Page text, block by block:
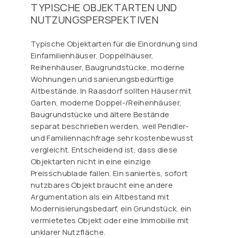
TYPISCHE OBJEKTARTEN UND
NUTZUNGSPERSPEKTIVEN
Typische Objektarten für die Einordnung sind
Einfamilienhäuser, Doppelhäuser,
Reihenhäuser, Baugrundstücke, moderne
Wohnungen und sanierungsbedürftige
Altbestände. In Raasdorf sollten Häuser mit
Garten, moderne Doppel-/Reihenhäuser,
Baugrundstücke und ältere Bestände
separat beschrieben werden, weil Pendler-
und Familiennachfrage sehr kostenbewusst
vergleicht. Entscheidend ist, dass diese
Objektarten nicht in eine einzige
Preisschublade fallen. Ein saniertes, sofort
nutzbares Objekt braucht eine andere
Argumentation als ein Altbestand mit
Modernisierungsbedarf, ein Grundstück, ein
vermietetes Objekt oder eine Immobilie mit
unklarer Nutzfläche.